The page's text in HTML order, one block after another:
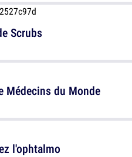
Scrubs
l'ophtalmo
Médecins du Monde